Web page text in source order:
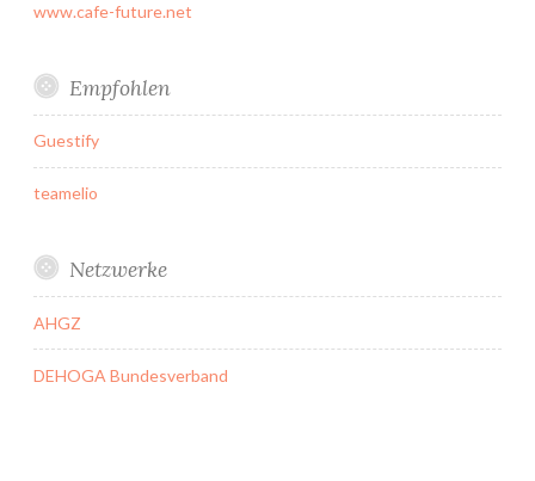
www.cafe-future.net
Empfohlen
Guestify
teamelio
Netzwerke
AHGZ
DEHOGA Bundesverband